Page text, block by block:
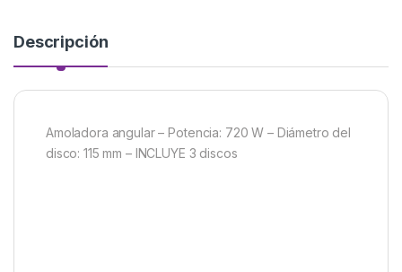
Descripción
Amoladora angular – Potencia: 720 W – Diámetro del
disco: 115 mm – INCLUYE 3 discos